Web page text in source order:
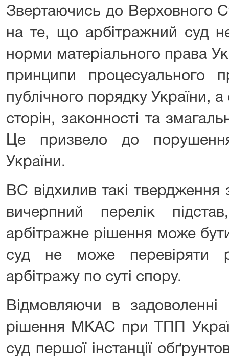
Звертаючись до Верховного
на те, що арбітражний суд
норми матеріального права
принципи процесуального
публічного порядку України,
сторін, законності та
Це призвело до
України.
ВС відхилив такі
вичерпний перелік
арбітражне рішення може
суд не може перевіряти
арбітражу по суті спору.
Відмовляючи в
рішення МКАС при ТПП
суд першої інстанції